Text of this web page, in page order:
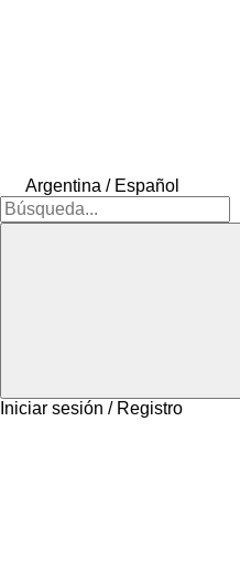
Argentina / Español
Iniciar sesión / Registro